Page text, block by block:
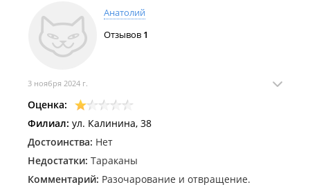
Анатолий
Отзывов 1
3 ноября 2024 г.
Оценка:
Филиал: ул. Калинина, 38
Достоинства: Нет
Недостатки: Тараканы
Комментарий: Разочарование и отвращение.